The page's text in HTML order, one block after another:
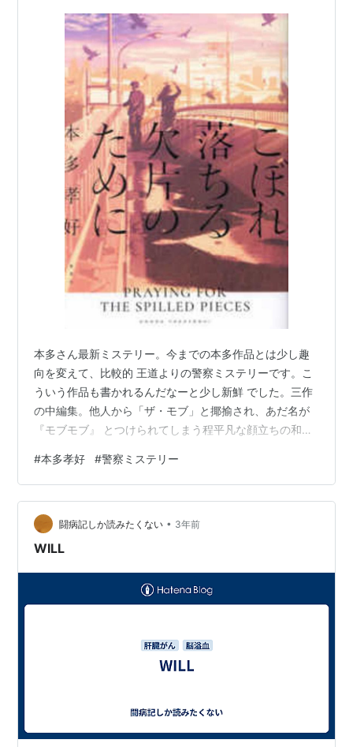
本多さん最新ミステリー。今までの本多作品とは少し趣
向を変えて、比較的 王道よりの警察ミステリーです。こ
ういう作品も書かれるんだなーと少し新鮮 でした。三作
の中編集。他人から「ザ・モブ」と揶揄され、あだ名が
『モブモブ』 とつけられてしまう程平凡な顔立ちの和泉
ができない瀬良、凸凹な刑事二人がコンビを組み、難事
件に 挑むバディもの。和泉は平凡を絵に書いたような顔
立ちだが、取り調べのスペシャ リストと呼ばれる先輩か
ら教え込まれた聴取術が武器。モデルのような瀬良は 刑
事とは思えない程人と接することが苦手だが、類まれな
#本多孝好 #警察ミステリー
闘病記しか読みたくない • 3年前
WILL